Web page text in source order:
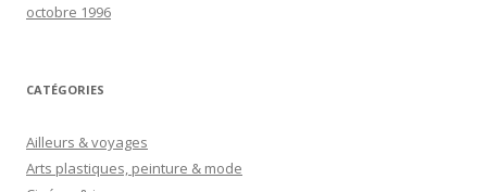
octobre 1996
CATÉGORIES
Ailleurs & voyages
Arts plastiques, peinture & mode